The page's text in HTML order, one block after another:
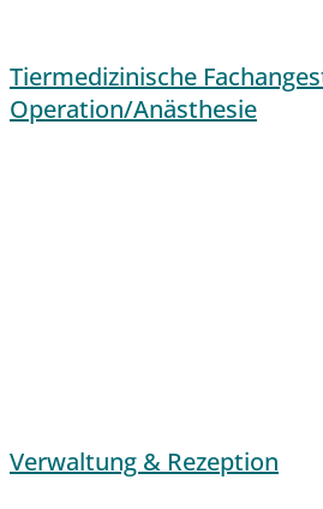
Tiermedizinische
Operation/Anästhesie
Verwaltung & Rezeption